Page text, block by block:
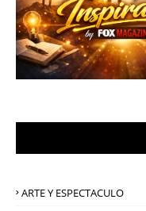
ARTE Y ESPECTACULO